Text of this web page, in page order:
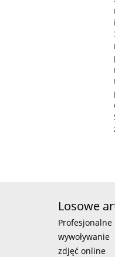
Losowe
Profesjonalne
wywoływanie
zdjęć online